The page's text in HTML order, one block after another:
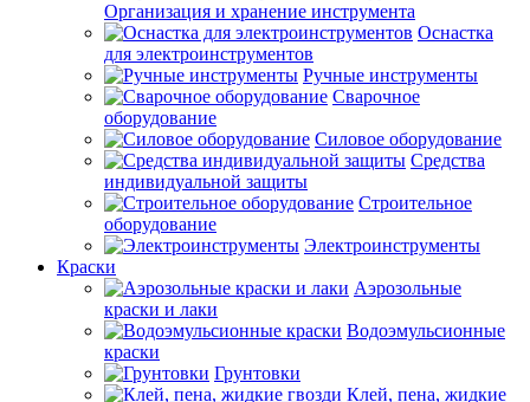
Организация и хранение инструмента
Оснастка
для электроинструментов
Ручные инструменты
Сварочное
оборудование
Силовое оборудование
Средства
индивидуальной защиты
Строительное
оборудование
Электроинструменты
Краски
Аэрозольные
краски и лаки
Водоэмульсионные
краски
Грунтовки
Клей, пена, жидкие